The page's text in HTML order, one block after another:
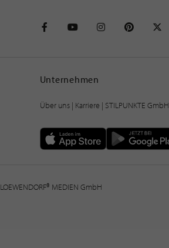
Unternehmen
Über uns| Karriere | STILPUNKTE GmbH
LOEWENDORF® MEDIEN GmbH